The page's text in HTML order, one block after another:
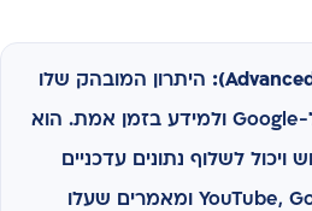
היתרון המובהק שלו
הוא החיבור הישיר ל-Google ולמידע בזמן אמת. הוא
ויכול לשלוף נתונים עדכניים
מתוך YouTube, Google Trends ומאמרים שעלו